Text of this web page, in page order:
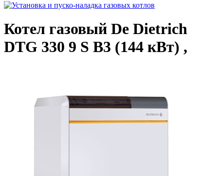
Котел газовый De Dietrich
DTG 330 9 S B3 (144 кВт) ,